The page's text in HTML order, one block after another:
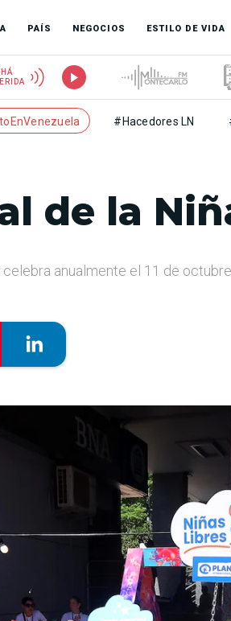
PAÍS NEGOCIOS ESTILO DE VIDA
#Hacedores LN
de la
anualmente el 11 de